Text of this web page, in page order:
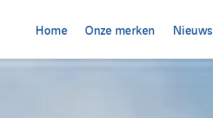
Home Onze merken Nieuws